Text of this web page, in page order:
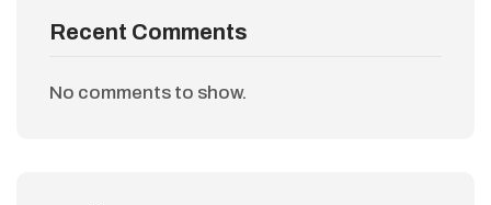
Recent Comments
No comments to show.